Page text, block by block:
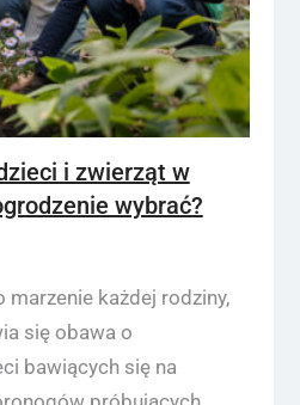
i zwierząt w
wybrać?
każdej rodziny,
się obawa o
bawiących się na